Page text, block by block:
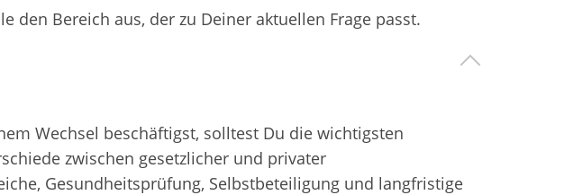
den Bereich aus, der zu Deiner aktuellen Frage passt.
Wechsel beschäftigst, solltest Du die wichtigsten
zwischen gesetzlicher und privater
Gesundheitsprüfung, Selbstbeteiligung und langfristige